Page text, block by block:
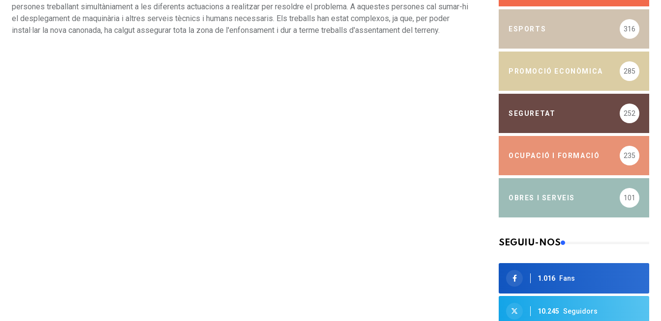
persones treballant simultàniament a les diferents actuacions a realitzar per resoldre el problema. A aquestes persones cal sumar-hi
el desplegament de maquinària i altres serveis tècnics i humans necessaris. Els treballs han estat complexos, ja que, per poder
instal·lar la nova canonada, ha calgut assegurar tota la zona de l'enfonsament i dur a terme treballs d'assentament del terreny.
ESPORTS 316
PROMOCIÓ ECONÒMICA 285
SEGURETAT 252
OCUPACIÓ I FORMACIÓ 235
OBRES I SERVEIS 101
SEGUIU-NOS
1.016 Fans
10.245 Seguidors